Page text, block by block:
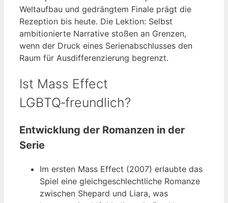
Weltaufbau und gedrängtem Finale prägt die
Rezeption bis heute. Die Lektion: Selbst
ambitionierte Narrative stoßen an Grenzen,
wenn der Druck eines Serienabschlusses den
Raum für Ausdifferenzierung begrenzt.
Ist Mass Effect
LGBTQ‑freundlich?
Entwicklung der Romanzen in der
Serie
Im ersten Mass Effect (2007) erlaubte das
Spiel eine gleichgeschlechtliche Romanze
zwischen Shepard und Liara, was